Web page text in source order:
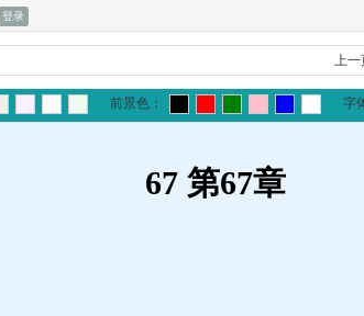
上一
前景色： 字
67 第67章